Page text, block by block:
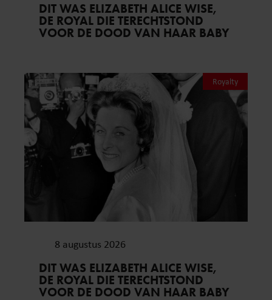
DIT WAS ELIZABETH ALICE WISE,
DE ROYAL DIE TERECHTSTOND
VOOR DE DOOD VAN HAAR BABY
Royalty
8 augustus 2026
DIT WAS ELIZABETH ALICE WISE,
DE ROYAL DIE TERECHTSTOND
VOOR DE DOOD VAN HAAR BABY